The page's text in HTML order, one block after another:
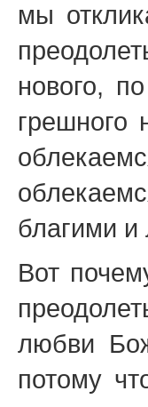
мы
нового,
грешного
благими
Вот
любви
потому